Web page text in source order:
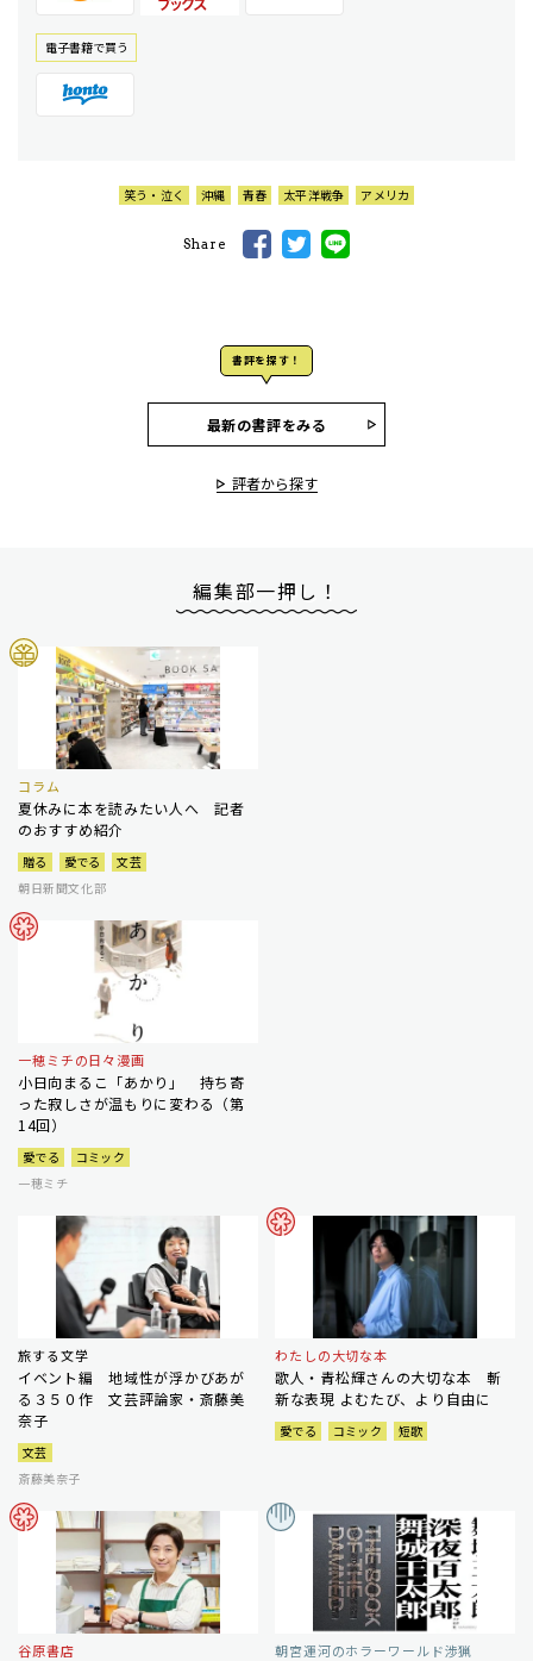
電⼦書籍で買う
笑う・泣く 沖縄 青春 太平洋戦争 アメリカ
Share
書評を探す！
最新の書評をみる
評者から探す
編集部一押し！
コラム
夏休みに本を読みたい人へ 記者
のおすすめ紹介
贈る 愛でる
文芸
朝日新聞文化部
一穂ミチの日々漫画
小日向まるこ「あかり」 持ち寄
った寂しさが温もりに変わる（第
14回）
愛でる
コミック
一穂ミチ
旅する文学
イベント編 地域性が浮かびあが
る３５０作 文芸評論家・斎藤美
奈子
文芸
斎藤美奈子
わたしの大切な本
歌人・青松輝さんの大切な本 斬
新な表現 よむたび、より自由に
愛でる コミック 短歌
谷原書店 朝宮運河のホラーワールド渉猟